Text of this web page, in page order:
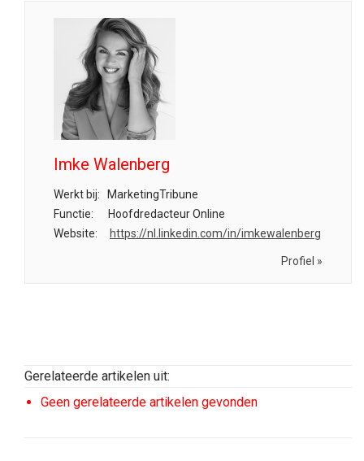
Imke Walenberg
Werkt bij:
MarketingTribune
Functie:
Hoofdredacteur Online
Website:
https://nl.linkedin.com/in/imkewalenberg
Profiel »
Gerelateerde artikelen uit:
Geen gerelateerde artikelen gevonden